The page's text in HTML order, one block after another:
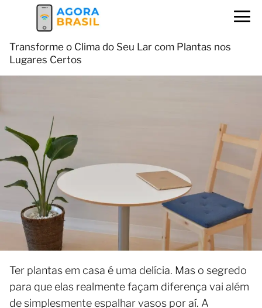
Transforme o Clima do Seu Lar com Plantas nos
Lugares Certos
Ter plantas em casa é uma delícia. Mas o segredo
para que elas realmente façam diferença vai além
de simplesmente espalhar vasos por aí. A